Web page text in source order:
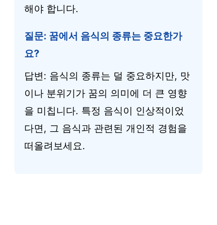
해야 합니다.
질문: 꿈에서 음식의 종류는 중요한가
요?
답변: 음식의 종류는 덜 중요하지만, 맛
이나 분위기가 꿈의 의미에 더 큰 영향
을 미칩니다. 특정 음식이 인상적이었
다면, 그 음식과 관련된 개인적 경험을
떠올려보세요.